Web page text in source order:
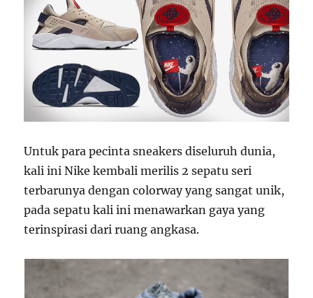
Untuk para pecinta sneakers diseluruh dunia,
kali ini Nike kembali merilis 2 sepatu seri
terbarunya dengan colorway yang sangat unik,
pada sepatu kali ini menawarkan gaya yang
terinspirasi dari ruang angkasa.